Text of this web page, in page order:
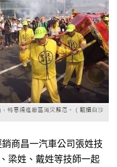
商昌一汽車公司張姓技
梁姓、戴姓等技師一起